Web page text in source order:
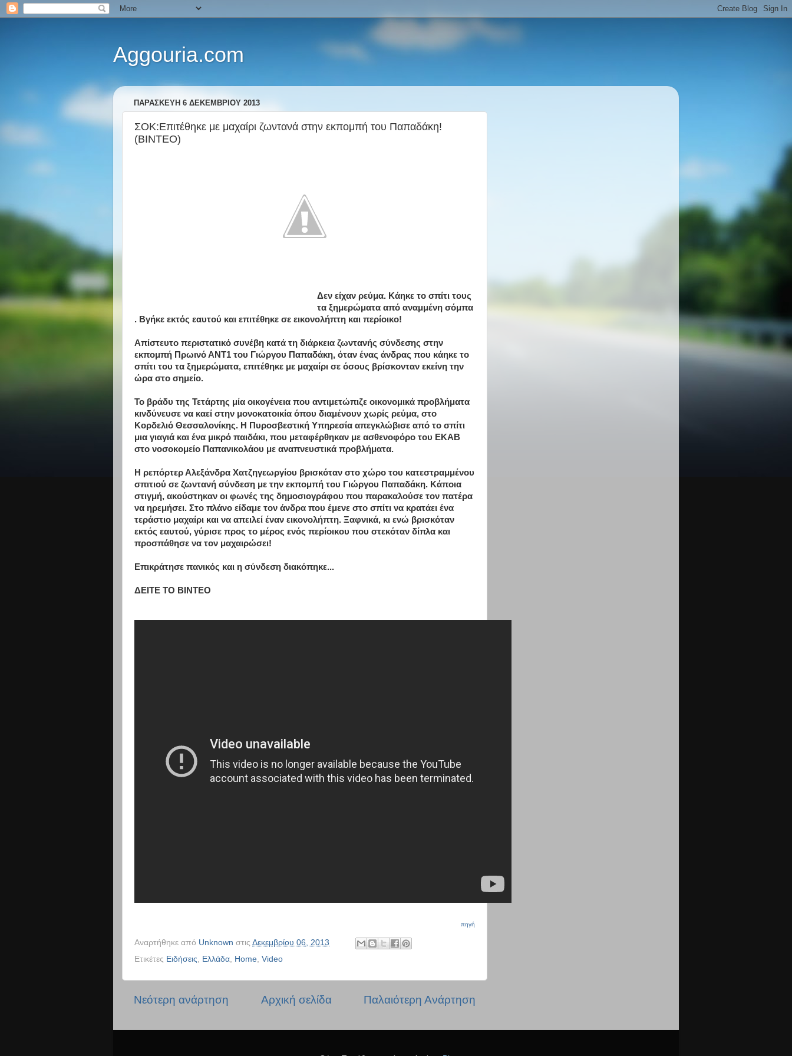
Aggouria.com
ΠΑΡΑΣΚΕΥΉ 6 ΔΕΚΕΜΒΡΊΟΥ 2013
ΣΟΚ:Επιτέθηκε με μαχαίρι ζωντανά στην εκπομπή του Παπαδάκη!
(ΒΙΝΤΕΟ)
Δεν είχαν ρεύμα. Κάηκε το σπίτι τους
τα ξημερώματα από αναμμένη σόμπα
. Βγήκε εκτός εαυτού και επιτέθηκε σε εικονολήπτη και περίοικο!
Απίστευτο περιστατικό συνέβη κατά τη διάρκεια ζωντανής σύνδεσης στην
εκπομπή Πρωινό ΑΝΤ1 του Γιώργου Παπαδάκη, όταν ένας άνδρας που κάηκε το
σπίτι του τα ξημερώματα, επιτέθηκε με μαχαίρι σε όσους βρίσκονταν εκείνη την
ώρα στο σημείο.
Το βράδυ της Τετάρτης μία οικογένεια που αντιμετώπιζε οικονομικά προβλήματα
κινδύνευσε να καεί στην μονοκατοικία όπου διαμένουν χωρίς ρεύμα, στο
Κορδελιό Θεσσαλονίκης. Η Πυροσβεστική Υπηρεσία απεγκλώβισε από το σπίτι
μια γιαγιά και ένα μικρό παιδάκι, που μεταφέρθηκαν με ασθενοφόρο του ΕΚΑΒ
στο νοσοκομείο Παπανικολάου με αναπνευστικά προβλήματα.
Η ρεπόρτερ Αλεξάνδρα Χατζηγεωργίου βρισκόταν στο χώρο του κατεστραμμένου
σπιτιού σε ζωντανή σύνδεση με την εκπομπή του Γιώργου Παπαδάκη. Κάποια
στιγμή, ακούστηκαν οι φωνές της δημοσιογράφου που παρακαλούσε τον πατέρα
να ηρεμήσει. Στο πλάνο είδαμε τον άνδρα που έμενε στο σπίτι να κρατάει ένα
τεράστιο μαχαίρι και να απειλεί έναν εικονολήπτη. Ξαφνικά, κι ενώ βρισκόταν
εκτός εαυτού, γύρισε προς το μέρος ενός περίοικου που στεκόταν δίπλα και
προσπάθησε να τον μαχαιρώσει!
Επικράτησε πανικός και η σύνδεση διακόπηκε...
ΔΕΙΤΕ ΤΟ ΒΙΝΤΕΟ
πηγή
Αναρτήθηκε από Unknown στις Δεκεμβρίου 06, 2013
Ετικέτες Ειδήσεις Ελλάδα Home Video
Νεότερη ανάρτηση Παλαιότερη Ανάρτηση
Αρχική σελίδα